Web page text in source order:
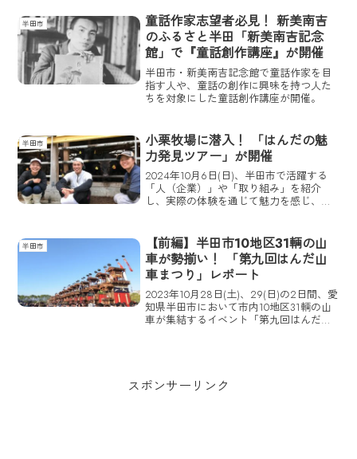
トークショーも開催。「短編コンペティ
ショ...
半田市
童話作家志望者必見！ 新美南吉
のふるさと半田「新美南吉記念
館」で『童話創作講座』が開催
半田市・新美南吉記念館で童話作家を目
指す人や、童話の創作に興味を持つ人た
ちを対象にした童話創作講座が開催。
半田市
小栗牧場に潜入！ 「はんだの魅
力発見ツアー」が開催
2024年10月6日(日)、半田市で活躍する
「人（企業）」や「取り組み」を紹介
し、実際の体験を通じて魅力を感じ、も
ー」が開催される。今回のテーマは
「牛」！ 半田市・小栗牧...
半田市
【前編】半田市10地区31輌の山
車が勢揃い！ 「第九回はんだ山
車まつり」レポート
2023年10月28日(土)、29(日)の2日間、愛
知県半田市において市内10地区31輌の山
車が集結するイベント「第九回はんだ山
ンテンツである山車供覧と勢揃いに焦点
スポンサーリンク